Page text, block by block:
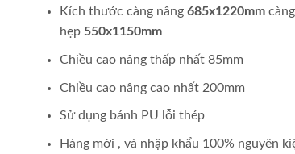
Kích thước càng nâng685x1220mm
hẹp 550x1150mm
Chiều cao nâng thấp nhất 85mm
Chiều cao nâng cao nhất 200mm
Sử dụng bánh PU lỗi thép
Hàng mới , và nhập khẩu 100% nguyên